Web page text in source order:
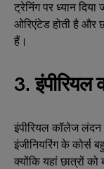
ट्रेनिंग पर ध्यान दिया
ओरिएंटेड होती है और
हैं।
3.
इंपीरियल कॉलेज
इंजीनियरिंग के कोर्स
क्योंकि यहां छात्रों